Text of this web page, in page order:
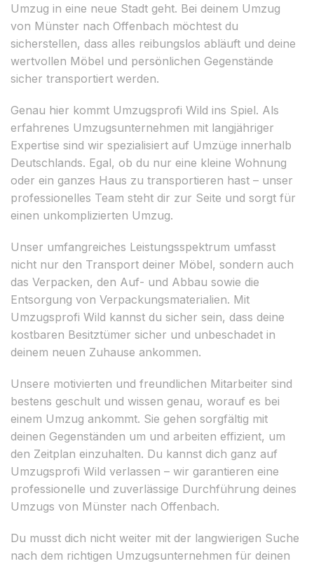
Umzug in eine neue Stadt geht. Bei deinem Umzug
von Münster nach Offenbach möchtest du
sicherstellen, dass alles reibungslos abläuft und deine
wertvollen Möbel und persönlichen Gegenstände
sicher transportiert werden.
Genau hier kommt Umzugsprofi Wild ins Spiel. Als
erfahrenes Umzugsunternehmen mit langjähriger
Expertise sind wir spezialisiert auf Umzüge innerhalb
Deutschlands. Egal, ob du nur eine kleine Wohnung
oder ein ganzes Haus zu transportieren hast – unser
professionelles Team steht dir zur Seite und sorgt für
einen unkomplizierten Umzug.
Unser umfangreiches Leistungsspektrum umfasst
nicht nur den Transport deiner Möbel, sondern auch
das Verpacken, den Auf- und Abbau sowie die
Entsorgung von Verpackungsmaterialien. Mit
Umzugsprofi Wild kannst du sicher sein, dass deine
kostbaren Besitztümer sicher und unbeschadet in
deinem neuen Zuhause ankommen.
Unsere motivierten und freundlichen Mitarbeiter sind
bestens geschult und wissen genau, worauf es bei
einem Umzug ankommt. Sie gehen sorgfältig mit
deinen Gegenständen um und arbeiten effizient, um
den Zeitplan einzuhalten. Du kannst dich ganz auf
Umzugsprofi Wild verlassen – wir garantieren eine
professionelle und zuverlässige Durchführung deines
Umzugs von Münster nach Offenbach.
Du musst dich nicht weiter mit der langwierigen Suche
nach dem richtigen Umzugsunternehmen für deinen